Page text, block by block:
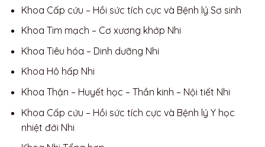
Khoa Cấp cứu – Hồi sức tích cực và Bệnh lý Sơ sinh
Khoa Tim mạch – Cơ xương khớp Nhi
Khoa Tiêu hóa – Dinh dưỡng Nhi
Khoa Hô hấp Nhi
Khoa Thận – Huyết học – Thần kinh – Nội tiết Nhi
Khoa Cấp cứu – Hồi sức tích cực và Bệnh lý Y học
nhiệt đới Nhi